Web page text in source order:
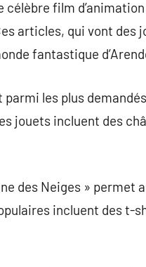
célèbre film
articles, qui vont des
fantastique
les plus
jouets incluent des
des Neiges »
incluent des t-